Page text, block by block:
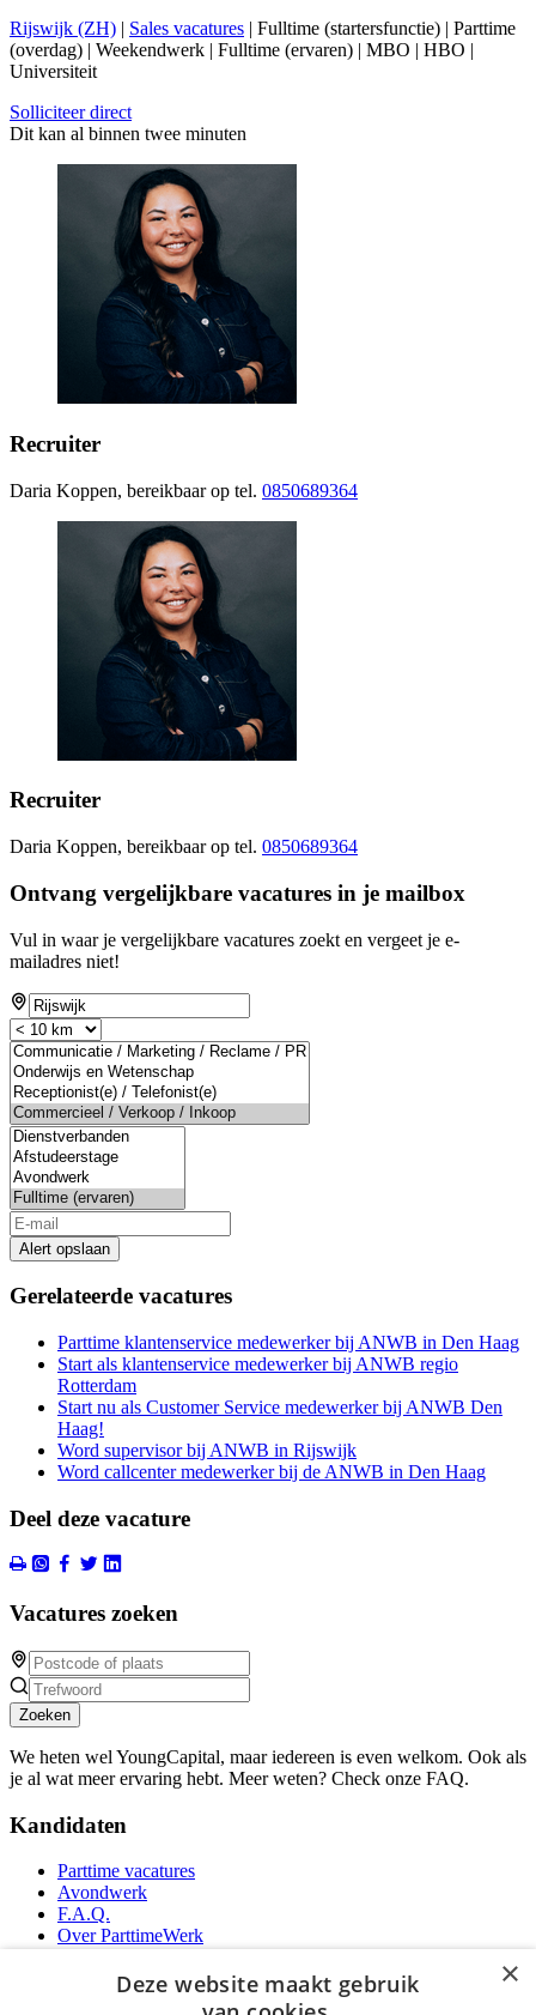
Rijswijk (ZH) | Sales vacatures | Fulltime (startersfunctie) | Parttime
(overdag) | Weekendwerk | Fulltime (ervaren) | MBO | HBO |
Universiteit
Solliciteer direct
Dit kan al binnen twee minuten
Recruiter
Daria Koppen, bereikbaar op tel. 0850689364
Recruiter
Daria Koppen, bereikbaar op tel. 0850689364
Ontvang vergelijkbare vacatures in je mailbox
Vul in waar je vergelijkbare vacatures zoekt en vergeet je e-
mailadres niet!
Alert opslaan
Gerelateerde vacatures
Parttime klantenservice medewerker bij ANWB in Den Haag
Start als klantenservice medewerker bij ANWB regio
Rotterdam
Start nu als Customer Service medewerker bij ANWB Den
Haag!
Word supervisor bij ANWB in Rijswijk
Word callcenter medewerker bij de ANWB in Den Haag
Deel deze vacature
Vacatures zoeken
Zoeken
We heten wel YoungCapital, maar iedereen is even welkom. Ook als
je al wat meer ervaring hebt. Meer weten? Check onze FAQ.
Kandidaten
Parttime vacatures
Avondwerk
F.A.Q.
Over ParttimeWerk
YoungCapital Android App
×
Deze website maakt gebruik